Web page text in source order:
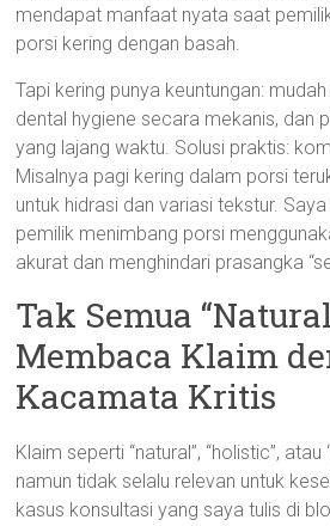
mendapat manfaat nyata saat
porsi kering dengan basah.
Tapi kering punya keuntungan:
dental hygiene secara mekanis, dan
yang lajang waktu. Solusi praktis:
Misalnya pagi kering dalam porsi
untuk hidrasi dan variasi tekstur.
pemilik menimbang porsi
akurat dan menghindari prasangka
Tak Semua
Membaca Klaim
Kacamata Kritis
Klaim seperti “natural”, “holistic”,
namun tidak selalu relevan untuk
kasus konsultasi yang saya tulis di